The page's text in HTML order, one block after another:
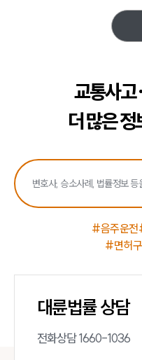
교통사고
더 많은
#음주운전
#면허
대륜법률 상담
전화상담 1660-1036